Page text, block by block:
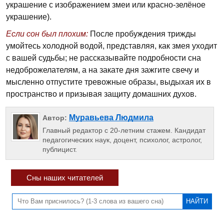
украшение с изображением змеи или красно-зелёное
украшение).
Если сон был плохим: После пробуждения трижды
умойтесь холодной водой, представляя, как змея уходит
с вашей судьбы; не рассказывайте подробности сна
недоброжелателям, а на закате дня зажгите свечу и
мысленно отпустите тревожные образы, выдыхая их в
пространство и призывая защиту домашних духов.
Автор: Муравьева Людмила
Главный редактор с 20-летним стажем. Кандидат
педагогических наук, доцент, психолог, астролог,
публицист.
Сны наших читателей